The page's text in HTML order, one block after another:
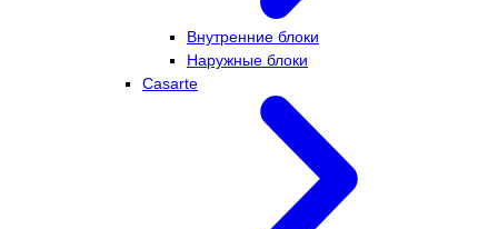
Внутренние блоки
Наружные блоки
Casarte